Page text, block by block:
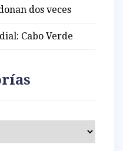
dos veces
Cabo Verde